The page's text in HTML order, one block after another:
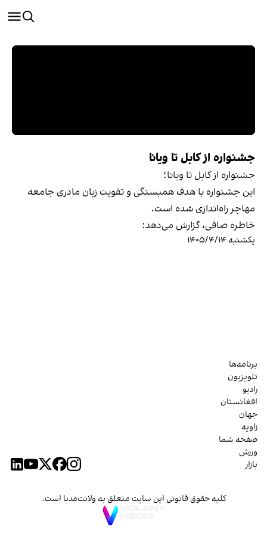
جشنواره از کابل تا ویانا
جشنواره از کابل تا ویانا؛
این جشنواره با هدف همبستگی و تقویت زبان مادری جامعه
مهاجر راه‌اندازی شده است.
خاطره صافی، گزارش می‌دهد:
یکشنبه ۱۴۰۵/۴/۱۴
برنامه‌ها
تلویزیون
رادیو
افغانستان
جهان
زاویه
صفحه شما
ورزش
بازار
کلیه حقوق قانونی این سایت متعلق به ولانت‌مدیا است.